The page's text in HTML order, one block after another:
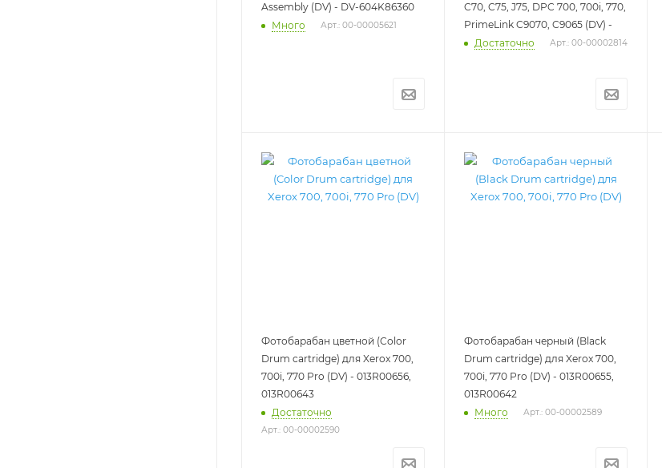
Assembly (DV) - DV-604K86360
Много
Арт.: 00-00005621
C70, C75, J75, DPC 700, 700i, 770,
PrimeLink C9070, C9065 (DV) -
Достаточно
Арт.: 00-00002814
Фотобарабан цветной (Color
Drum cartridge) для Xerox 700,
700i, 770 Pro (DV) - 013R00656,
013R00643
Достаточно
Арт.: 00-00002590
Фотобарабан черный (Black
Drum cartridge) для Xerox 700,
700i, 770 Pro (DV) - 013R00655,
013R00642
Много
Арт.: 00-00002589